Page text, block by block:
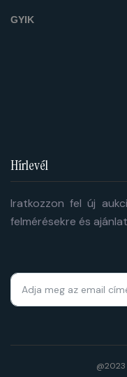
GYIK
Hírlevél
Iratkozzon fel új
felmérésekre és